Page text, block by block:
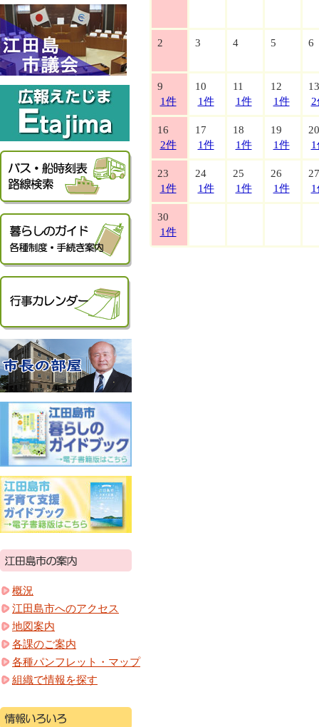
2 3 4 5 6
9
1件
10
1件
11
1件
12
1件
13
16
2件
17
1件
18
1件
19
1件
20
23
1件
24
1件
25
1件
26
1件
27
30
1件
概況
江田島市へのアクセス
地図案内
各課のご案内
各種パンフレット・マップ
組織で情報を探す